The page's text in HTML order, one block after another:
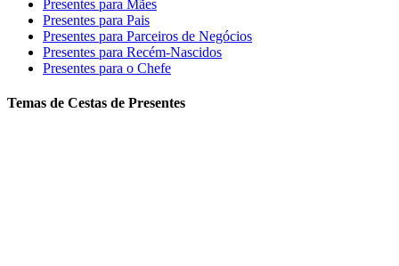
Presentes para Mães
Presentes para Pais
Presentes para Parceiros de Negócios
Presentes para Recém-Nascidos
Presentes para o Chefe
Temas de Cestas de Presentes